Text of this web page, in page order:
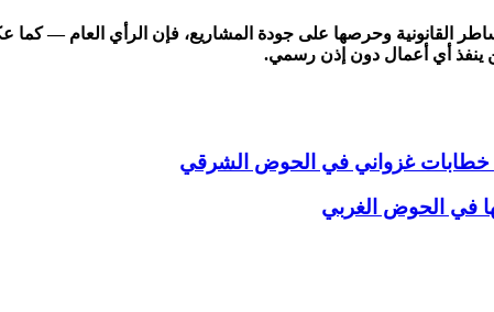
القانونية وحرصها على جودة المشاريع، فإن الرأي العام —
ينفذ أي أعمال دون إذن رسمي.
خطابات غزواني في الحوض الشرقي